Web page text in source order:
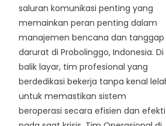
saluran komunikasi penting yang
memainkan peran penting dalam
manajemen bencana dan tanggap
darurat di Probolinggo, Indonesia. Di
balik layar, tim profesional yang
berdedikasi bekerja tanpa kenal
untuk memastikan sistem
beroperasi secara efisien dan